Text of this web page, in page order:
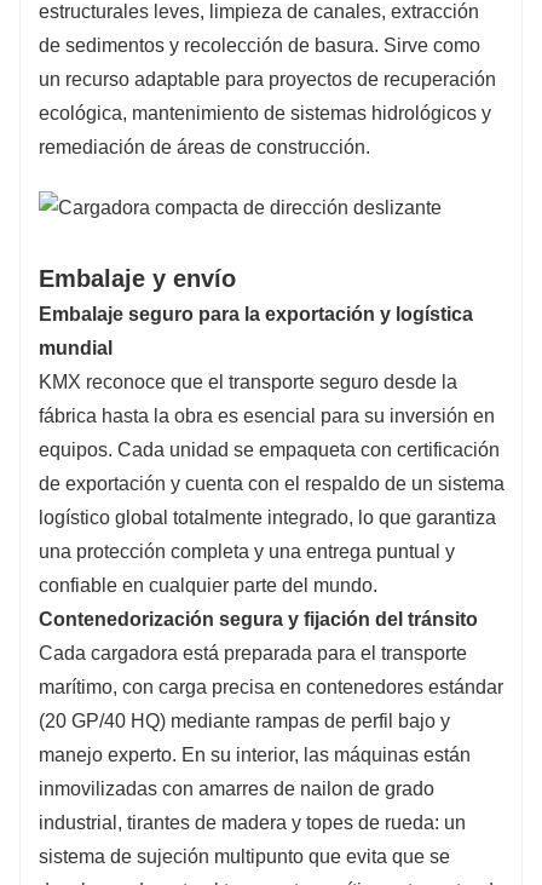
estructurales leves, limpieza de canales, extracción
de sedimentos y recolección de basura. Sirve como
un recurso adaptable para proyectos de recuperación
ecológica, mantenimiento de sistemas hidrológicos y
remediación de áreas de construcción.
Embalaje y envío
Embalaje seguro para la exportación y logística
mundial
KMX reconoce que el transporte seguro desde la
fábrica hasta la obra es esencial para su inversión en
equipos. Cada unidad se empaqueta con certificación
de exportación y cuenta con el respaldo de un sistema
logístico global totalmente integrado, lo que garantiza
una protección completa y una entrega puntual y
confiable en cualquier parte del mundo.
Contenedorización segura y fijación del tránsito
Cada cargadora está preparada para el transporte
marítimo, con carga precisa en contenedores estándar
(20 GP/40 HQ) mediante rampas de perfil bajo y
manejo experto. En su interior, las máquinas están
inmovilizadas con amarres de nailon de grado
industrial, tirantes de madera y topes de rueda: un
sistema de sujeción multipunto que evita que se